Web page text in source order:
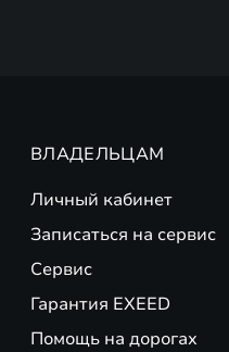
ВЛАДЕЛЬЦАМ
Личный кабинет
Записаться на сервис
Сервис
Гарантия EXEED
Помощь на дорогах